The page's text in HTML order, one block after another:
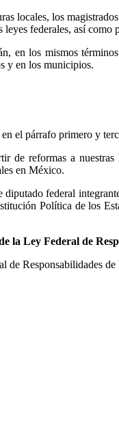
locales, los
federales, así
en los mismos
y en los municipios.
el párrafo primero y
reformas a
en México.
diputado federal
Política de los
Ley Federal de
Responsabilidades